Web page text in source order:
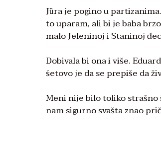
Jȕra je pogino u
to uparam, ali bi je baba
malo Jeleninoj i Staninoj
Dobivala bi ona i više.
śetovo je da se prepiše da
Meni nije bilo toliko strašno
nam sigurno svašta znao